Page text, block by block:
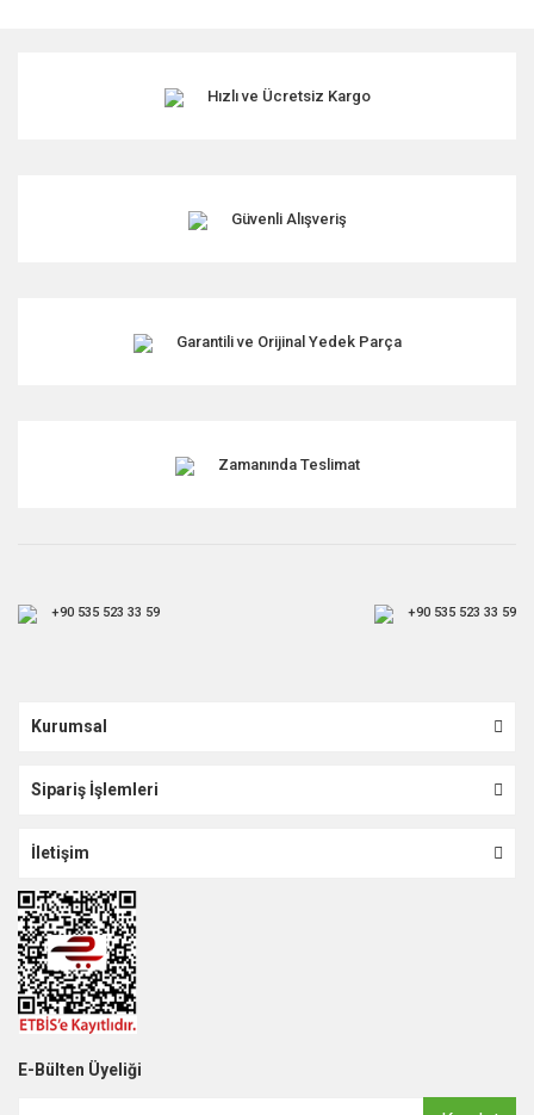
Hızlı ve Ücretsiz Kargo
Güvenli Alışveriş
Garantili ve Orijinal Yedek Parça
Zamanında Teslimat
+90 535 523 33 59 +90 535 523 33 59
Kurumsal
Sipariş İşlemleri
İletişim
E-Bülten Üyeliği